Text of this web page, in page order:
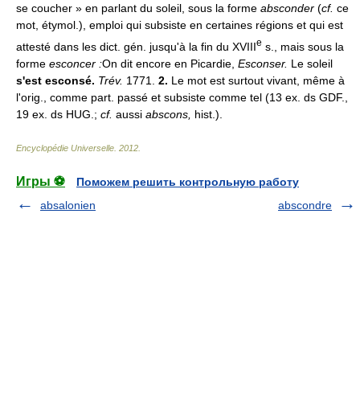
se coucher » en parlant du soleil, sous la forme absconder (cf. ce
mot, étymol.), emploi qui subsiste en certaines régions et qui est
attesté dans les dict. gén. jusqu'à la fin du XVIIIe s., mais sous la
forme esconcer :On dit encore en Picardie, Esconser. Le soleil
s'est esconsé. Trév. 1771. 2. Le mot est surtout vivant, même à
l'orig., comme part. passé et subsiste comme tel (13 ex. ds GDF.,
19 ex. ds HUG.; cf. aussi abscons, hist.).
Encyclopédie Universelle 2012
Игры ⚽
Поможем решить контрольную работу
absalonien
abscondre